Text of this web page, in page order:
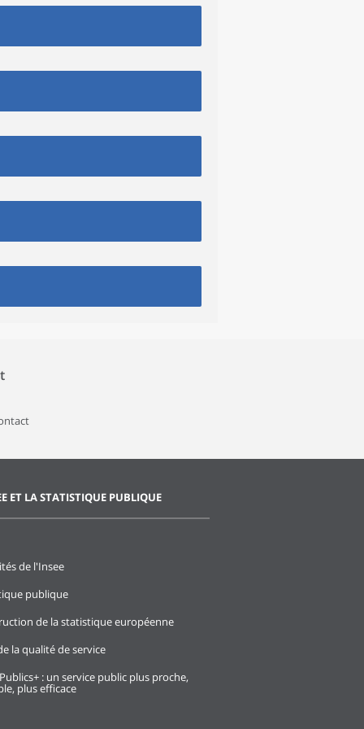
ET LA STATISTIQUE PUBLIQUE
de l'Insee
publique
de la statistique européenne
la qualité de service
: un service public plus proche,
plus efficace